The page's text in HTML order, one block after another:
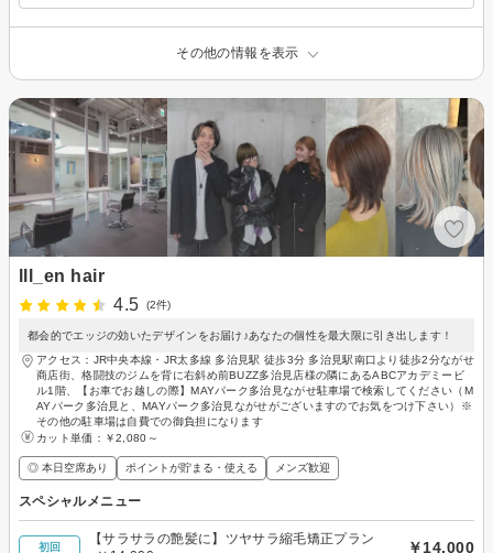
その他の情報を表示
lll_en hair
4.5
(2件)
都会的でエッジの効いたデザインをお届け♪あなたの個性を最大限に引き出します！
アクセス：JR中央本線・JR太多線 多治見駅 徒歩3分 多治見駅南口より徒歩2分ながせ
商店街、格闘技のジムを背に右斜め前BUZZ多治見店様の隣にあるABCアカデミービ
ル1階、【お車でお越しの際】MAYパーク多治見ながせ駐車場で検索してください（M
AYパーク多治見と、MAYパーク多治見ながせがございますのでお気をつけ下さい）※
その他の駐車場は自費での御負担になります
カット単価： ￥2,080～
◎ 本日空席あり ポイントが貯まる・使える メンズ歓迎
スペシャルメニュー
初回
【サラサラの艶髪に】ツヤサラ縮毛矯正プラン
￥14,000